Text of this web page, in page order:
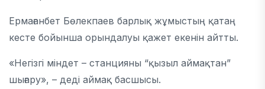
Ермағанбет Бөлекпаев барлық жұмыстың қатаң
кесте бойынша орындалуы қажет екенін айтты.
«Негізгі міндет – станцияны “қызыл аймақтан”
шығару», – деді аймақ басшысы.